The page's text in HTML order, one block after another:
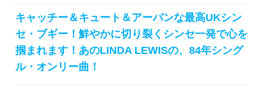
キャッチー＆キュート＆アーバンな最高UKシン
セ・ブギー！鮮やかに切り裂くシンセ一発で心を
掴まれます！あのLINDA LEWISの、84年シング
ル・オンリー曲！